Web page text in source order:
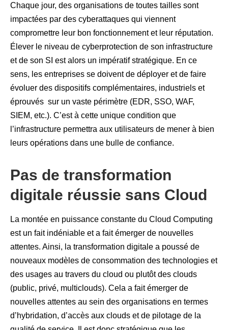
Chaque jour, des organisations de toutes tailles sont
impactées par des cyberattaques qui viennent
compromettre leur bon fonctionnement et leur réputation.
Élever le niveau de cyberprotection de son infrastructure
et de son SI est alors un impératif stratégique. En ce
sens, les entreprises se doivent de déployer et de faire
évoluer des dispositifs complémentaires, industriels et
éprouvés sur un vaste périmètre (EDR, SSO, WAF,
SIEM, etc.). C’est à cette unique condition que
l’infrastructure permettra aux utilisateurs de mener à bien
leurs opérations dans une bulle de confiance.
Pas de transformation
digitale réussie sans Cloud
La montée en puissance constante du Cloud Computing
est un fait indéniable et a fait émerger de nouvelles
attentes. Ainsi, la transformation digitale a poussé de
nouveaux modèles de consommation des technologies et
des usages au travers du cloud ou plutôt des clouds
(public, privé, multiclouds). Cela a fait émerger de
nouvelles attentes au sein des organisations en termes
d’hybridation, d’accès aux clouds et de pilotage de la